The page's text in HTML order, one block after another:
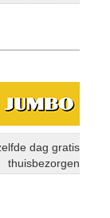
dag gratis
thuisbezorgen